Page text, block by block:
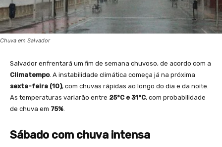
Chuva em Salvador
Salvador enfrentará um fim de semana chuvoso, de acordo com a
Climatempo. A instabilidade climática começa já na próxima
sexta-feira (10), com chuvas rápidas ao longo do dia e da noite.
As temperaturas variarão entre 25°C e 31°C, com probabilidade
de chuva em 75%
Sábado com chuva intensa